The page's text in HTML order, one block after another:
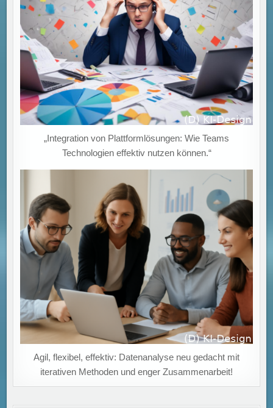
„Integration von Plattformlösungen: Wie Teams
Technologien effektiv nutzen können.“
Agil, flexibel, effektiv: Datenanalyse neu gedacht mit
iterativen Methoden und enger Zusammenarbeit!